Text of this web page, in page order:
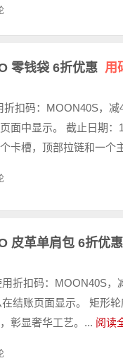
零钱袋 6折优惠 用
折扣码：MOON40S，
面中显示。 截止日期
卡槽，顶部拉链和一个
皮革单肩包 6折优惠
折扣码：MOON40S，
结账页面显示。 矩形
彰显奢华工艺。... 阅读